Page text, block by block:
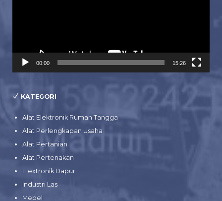
00:00 15:26
KATEGORI
Alat Elektronik Rumah Tangga
Alat Perlengkapan Usaha
Alat Pertanian
Alat Pertenakan
Elextronik Dapur
Industri Las
Mebel